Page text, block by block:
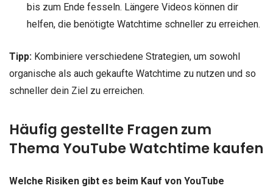
bis zum Ende fesseln. Längere Videos können dir
helfen, die benötigte Watchtime schneller zu erreichen.
Tipp: Kombiniere verschiedene Strategien, um sowohl
organische als auch gekaufte Watchtime zu nutzen und so
schneller dein Ziel zu erreichen.
Häufig gestellte Fragen zum
Thema YouTube Watchtime kaufen
Welche Risiken gibt es beim Kauf von YouTube